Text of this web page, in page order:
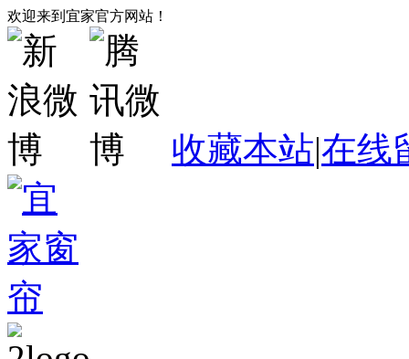
欢迎来到宜家官方网站！
收藏本站|在线